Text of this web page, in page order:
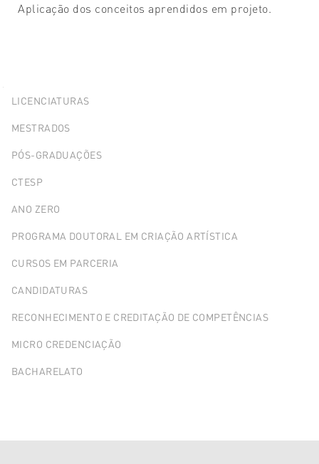
Aplicação dos conceitos aprendidos em projeto.
Portlet
LICENCIATURAS
MESTRADOS
PÓS-GRADUAÇÕES
CTESP
ANO ZERO
PROGRAMA DOUTORAL EM CRIAÇÃO ARTÍSTICA
CURSOS EM PARCERIA
CANDIDATURAS
RECONHECIMENTO E CREDITAÇÃO DE COMPETÊNCIAS
MICRO CREDENCIAÇÃO
BACHARELATO